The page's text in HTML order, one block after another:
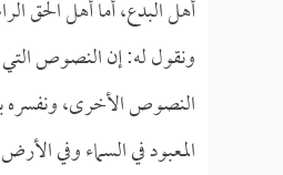
أهل البدع، أما أهل الحق
ونقول له: إن النصوص التي
النصوص الأخرى، ونفسره
المعبود في السماء وفي